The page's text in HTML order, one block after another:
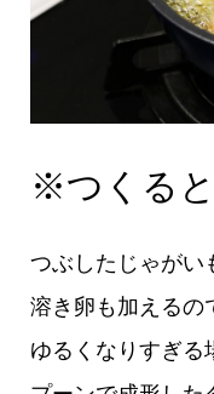
※つくる
つぶしたじゃがい
溶き卵も加えるの
ゆるくなりすぎる